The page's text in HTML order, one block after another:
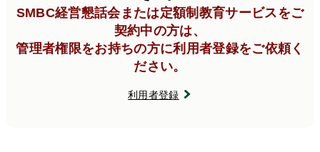
SMBC経営懇話会または定額制教育サービスをご
契約中の方は、
管理者権限をお持ちの方に利用者登録をご依頼く
ださい。
利用者登録